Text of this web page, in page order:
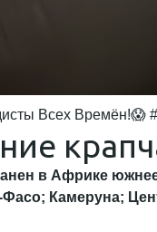
Всех Времён!😱
в Африке
Камеруна;